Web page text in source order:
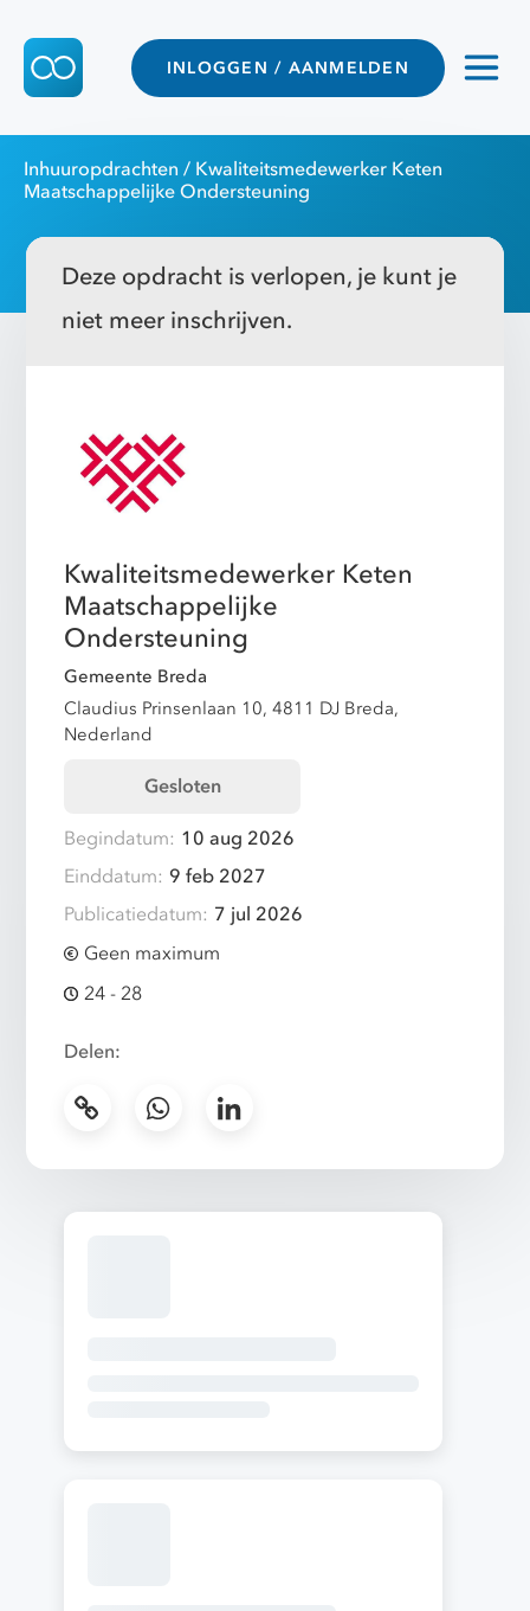
INLOGGEN / AANMELDEN
Inhuuropdrachten / Kwaliteitsmedewerker Keten
Maatschappelijke Ondersteuning
Deze opdracht is verlopen, je kunt je
niet meer inschrijven.
Kwaliteitsmedewerker Keten
Maatschappelijke
Ondersteuning
Gemeente Breda
Claudius Prinsenlaan 10, 4811 DJ Breda,
Nederland
Gesloten
Begindatum: 10 aug 2026
Einddatum: 9 feb 2027
Publicatiedatum: 7 jul 2026
Geen maximum
24 - 28
Delen: